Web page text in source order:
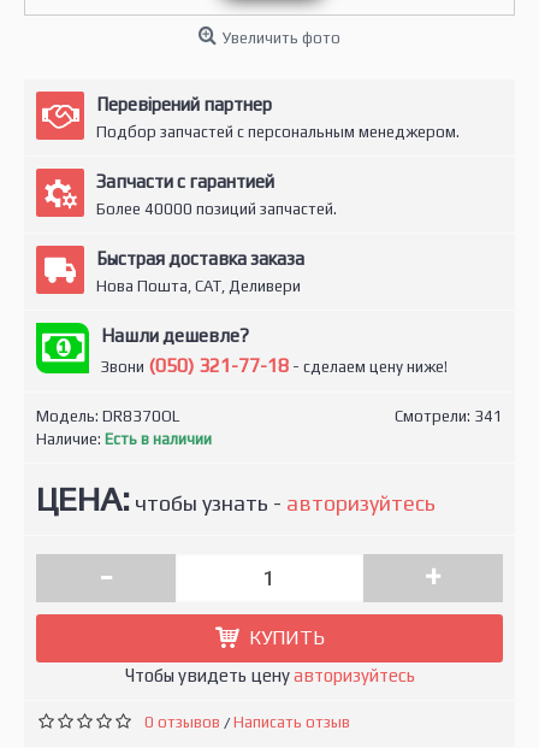
Увеличить фото
Перевірений партнер
Подбор запчастей с персональным менеджером.
Запчасти с гарантией
Более 40000 позиций запчастей.
Быстрая доставка заказа
Нова Пошта, САТ, Деливери
Нашли дешевле?
Звони (050) 321-77-18 - сделаем цену ниже!
Смотрели: 341
Модель: DR8370OL
Наличие: Есть в наличии
ЦЕНА: чтобы узнать - авторизуйтесь
- +
КУПИТЬ
Чтобы увидеть ценуавторизуйтесь
0 отзывов /Написать отзыв